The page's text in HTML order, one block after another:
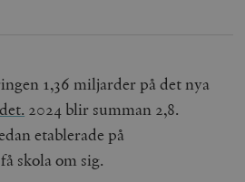
1,36 miljarder på det nya
2024 blir summan 2,8.
etablerade på
skola om sig.